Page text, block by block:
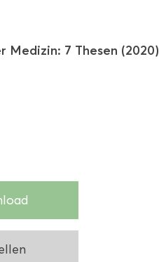
Me­di­zin: 7 The­sen (2020)